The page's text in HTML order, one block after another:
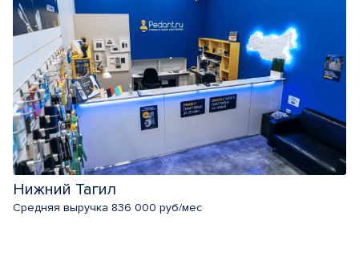
Нижний Тагил
Средняя выручка 836 000 руб/мес